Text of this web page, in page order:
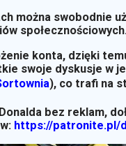
można swobodnie
konta, dzięki
swoje dyskusje w
), co trafi na
bez reklam,
https://patronite.pl/